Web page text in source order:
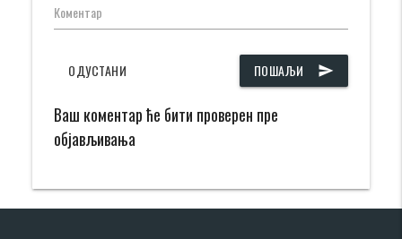
Коментар
ПОШАЉИ send
ОДУСТАНИ
Ваш коментар ће бити проверен пре
објављивања